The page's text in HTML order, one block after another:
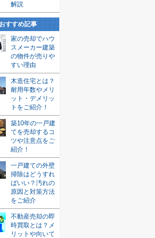
解説
おすすめ記事
家の売却でハウ
スメーカー建築
の物件が売りや
すい理由
木造住宅とは？
耐用年数やメリ
ット・デメリッ
トをご紹介！
築10年の一戸建
てを売却するコ
ツや注意点をご
紹介！
一戸建ての外壁
掃除はどうすれ
ばいい？汚れの
原因と対策方法
をご紹介
不動産売却の即
時買取とは？メ
リットや向いて